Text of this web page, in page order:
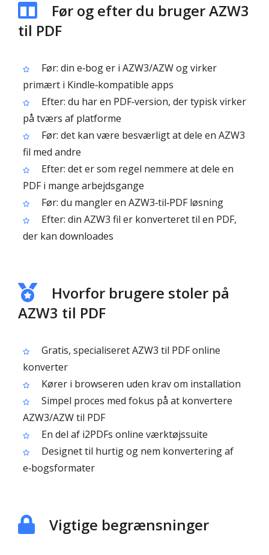
Før og efter du bruger AZW3
til PDF
Før: din e‑bog er i AZW3/AZW og virker
primært i Kindle‑kompatible apps
Efter: du har en PDF‑version, der typisk virker
på tværs af platforme
Før: det kan være besværligt at dele en AZW3
fil med andre
Efter: det er som regel nemmere at dele en
PDF i mange arbejdsgange
Før: du mangler en AZW3‑til‑PDF løsning
Efter: din AZW3 fil er konverteret til en PDF,
der kan downloades
Hvorfor brugere stoler på
AZW3 til PDF
Gratis, specialiseret AZW3 til PDF online
konverter
Kører i browseren uden krav om installation
Simpel proces med fokus på at konvertere
AZW3/AZW til PDF
En del af i2PDFs online værktøjssuite
Designet til hurtig og nem konvertering af
e‑bogsformater
Vigtige begrænsninger